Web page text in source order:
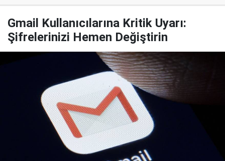
Gmail Kullanıcılarına Kritik Uyarı:
Şifrelerinizi Hemen Değiştirin